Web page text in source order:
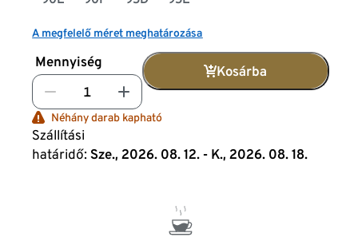
A megfelelő méret meghatározása
Mennyiség
Kosárba
Néhány darab kapható
Szállítási
határidő: Sze., 2026. 08. 12. - K., 2026. 08. 18.